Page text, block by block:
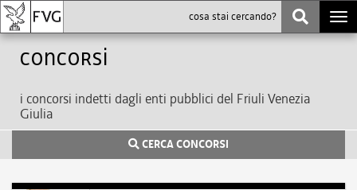
Concorsi
i concorsi indetti dagli enti pubblici del Friuli Venezia
Giulia
CERCA CONCORSI